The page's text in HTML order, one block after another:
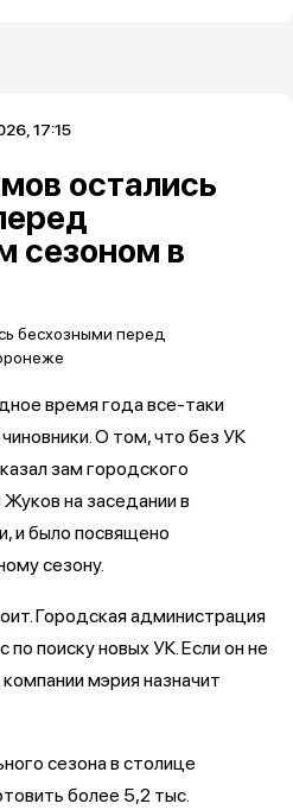
17:15
остались
сезоном в
время года все-таки
О том, что без УК
зам городского
на заседании в
и было посвящено
сезону.
Городская администрация
поиску новых УК. Если он не
мэрия назначит
сезона в столице
более 5,2 тыс.